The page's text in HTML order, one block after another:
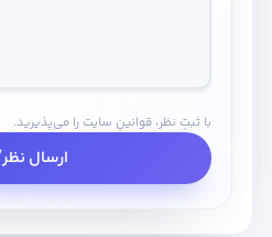
با ثبتِ نظر، قوانینِ سایت را می‌پذیرید.
ارسال نظر